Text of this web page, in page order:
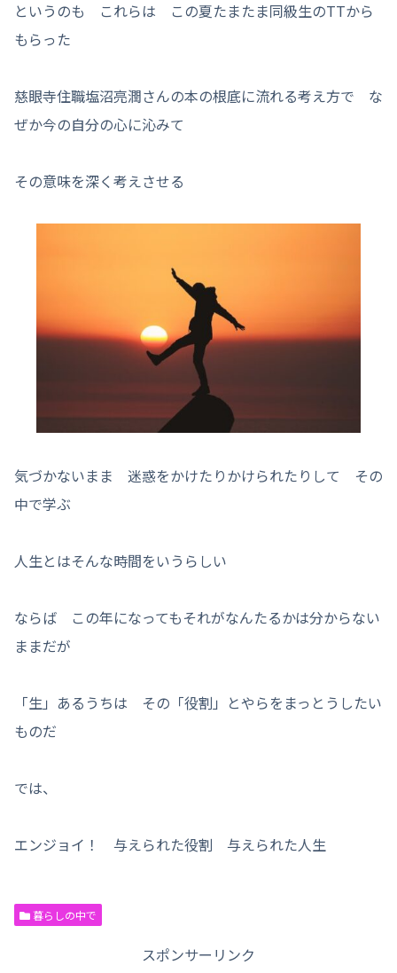
というのも これらは この夏たまたま同級生のTTから
もらった
慈眼寺住職塩沼亮潤さんの本の根底に流れる考え方で な
ぜか今の自分の心に沁みて
その意味を深く考えさせる
気づかないまま 迷惑をかけたりかけられたりして その
中で学ぶ
人生とはそんな時間をいうらしい
ならば この年になってもそれがなんたるかは分からない
ままだが
「生」あるうちは その「役割」とやらをまっとうしたい
ものだ
では、
エンジョイ！ 与えられた役割 与えられた人生
暮らしの中で
スポンサーリンク